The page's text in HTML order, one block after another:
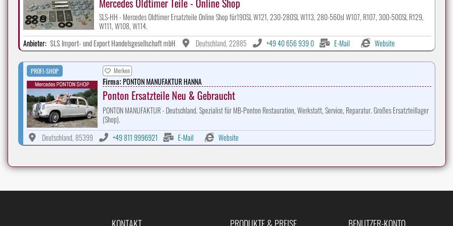
Mercedes Oldtimer Teile - Online Shop
SLS-HH - Mercedes Oldtimer Ersatzteile Online Shop für190SL W121, 230-280SL W113, 280-560sl W107, R107, 300-500SL R129,
W111, W108, W114.
Anbieter: SLS Import- und Export Handelsgesellschaft mbH Deutschland, 22885 +49 40 656 939 0 E-Mail Website
PROFI-SHOP Merken
Firma:PONTON MANUFAKTUR HANNA
Ponton Ersatzteile Neu & Gebraucht
PONTON MANUFAKTUR - Deutschland. Spezialist für MB-Ponton Restauration, Werkstatt, Service, Reparatur. Großes Ersatzteillager
(Shop).
Deutschland, 85399
+49 811 9996921 E-Mail Website
KONTAKT PRODUKTE & PREISE BENUTZER-KONTO